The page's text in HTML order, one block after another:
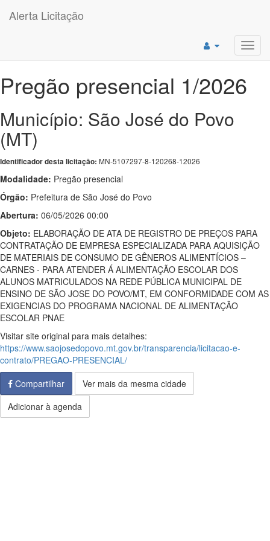
Alerta Licitação
Pregão presencial 1/2026
Município: São José do Povo
(MT)
Identificador desta licitação: MN-5107297-8-120268-12026
Modalidade: Pregão presencial
Órgão: Prefeitura de São José do Povo
Abertura: 06/05/2026 00:00
Objeto: ELABORAÇÃO DE ATA DE REGISTRO DE PREÇOS PARA
CONTRATAÇÃO DE EMPRESA ESPECIALIZADA PARA AQUISIÇÃO
DE MATERIAIS DE CONSUMO DE GÊNEROS ALIMENTÍCIOS –
CARNES - PARA ATENDER Á ALIMENTAÇÃO ESCOLAR DOS
ALUNOS MATRICULADOS NA REDE PÚBLICA MUNICIPAL DE
ENSINO DE SÃO JOSE DO POVO/MT, EM CONFORMIDADE COM AS
EXIGENCIAS DO PROGRAMA NACIONAL DE ALIMENTAÇÃO
ESCOLAR PNAE
Visitar site original para mais detalhes:
https://www.saojosedopovo.mt.gov.br/transparencia/licitacao-e-
contrato/PREGAO-PRESENCIAL/
Compartilhar
Ver mais da mesma cidade
Adicionar à agenda